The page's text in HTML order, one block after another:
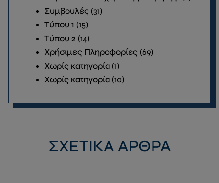
Συμβουλές (31)
Τύπου 1 (15)
Τύπου 2 (14)
Χρήσιμες Πληροφορίες (69)
Χωρίς κατηγορία (1)
Χωρίς κατηγορία (10)
ΣΧΕΤΙΚΑ ΑΡΘΡΑ
This will close in